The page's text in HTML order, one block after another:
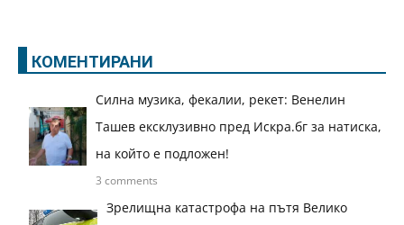
КОМЕНТИРАНИ
Силна музика, фекалии, рекет: Венелин
Ташев ексклузивно пред Искра.бг за натиска,
на който е подложен!
3 comments
Зрелищна катастрофа на пътя Велико